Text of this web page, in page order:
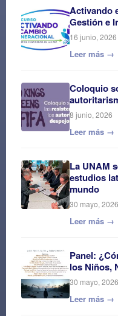
Activando
Gestión e
16 junio, 2026
Leer más →
Coloquio
8 junio, 2026
Leer más →
La UNAM
estudios
mundo
30 mayo, 2026
Leer más →
Panel:
los Niños,
30 mayo, 2026
Leer más →